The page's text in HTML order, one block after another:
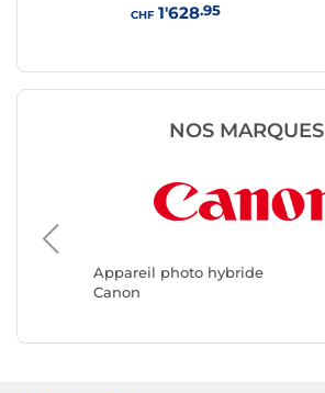
CHF1'628.95
NOS MARQUES
Appareil photo hybride
Canon